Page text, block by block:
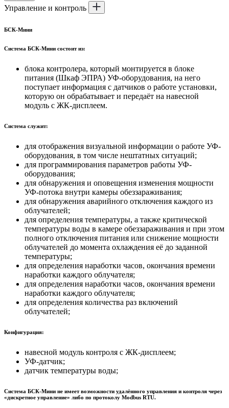
Управление и контроль
БСК-Мини
Система БСК-Мини состоит из:
блока контролера, который монтируется в блоке
питания (Шкаф ЭПРА) УФ-оборудования, на него
поступает информация с датчиков о работе установки,
которую он обрабатывает и передаёт на навесной
модуль с ЖК-дисплеем.
Система служит:
для отображения визуальной информации о работе УФ-
оборудования, в том числе нештатных ситуаций;
для программирования параметров работы УФ-
оборудования;
для обнаружения и оповещения изменения мощности
УФ-потока внутри камеры обеззараживания;
для обнаружения аварийного отключения каждого из
облучателей;
для определения температуры, а также критической
температуры воды в камере обеззараживания и при этом
полного отключения питания или снижение мощности
облучателей до момента охлаждения её до заданной
температуры;
для определения наработки часов, окончания времени
наработки каждого облучателя;
для определения наработки часов, окончания времени
наработки каждого облучателя;
для определения количества раз включений
облучателей;
Конфигурация:
навесной модуль контроля с ЖК-дисплеем;
УФ-датчик;
датчик температуры воды;
Система БСК-Мини не имеет возможности удалённого управления и контроля через
«дискретное управление» либо по протоколу Modbus RTU.